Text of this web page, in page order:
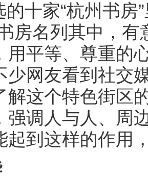
十家“杭州书房
房名列其中，
用平等、尊重的
少网友看到社交
解这个特色街区
强调人与人、周
起到这样的作用